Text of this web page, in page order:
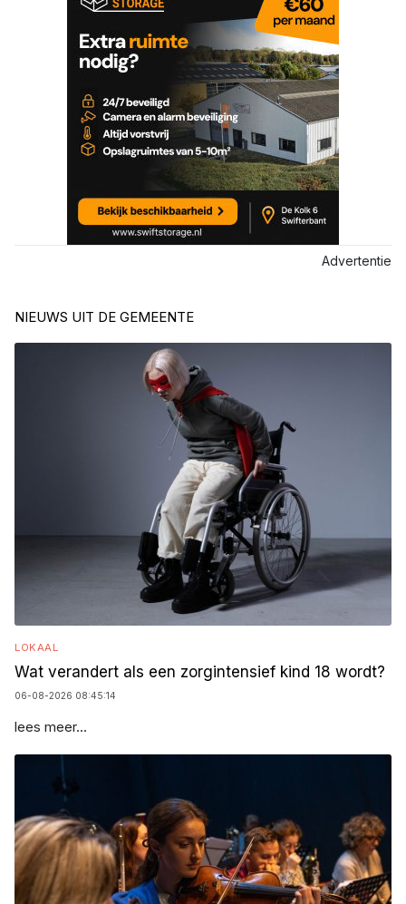
Advertentie
NIEUWS UIT DE GEMEENTE
LOKAAL
Wat verandert als een zorgintensief kind 18 wordt?
06-08-2026 08:45:14
lees meer...